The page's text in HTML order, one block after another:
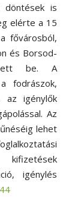
döntések is
elérte a 15
fővárosból,
és Borsod-
be. A
fodrászok,
az igénylők
Az
lehet
igénylés